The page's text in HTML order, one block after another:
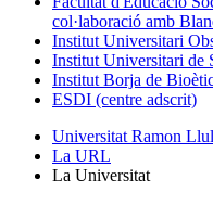
col·laboració amb
Institut Universitari
Institut Universitari de
Institut Borja de
ESDI (centre adscrit)
Universitat Ramon
La URL
La Universitat